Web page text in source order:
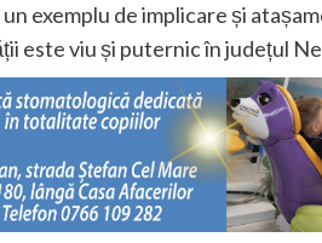
exemplu de implicare și
este viu și puternic în județul